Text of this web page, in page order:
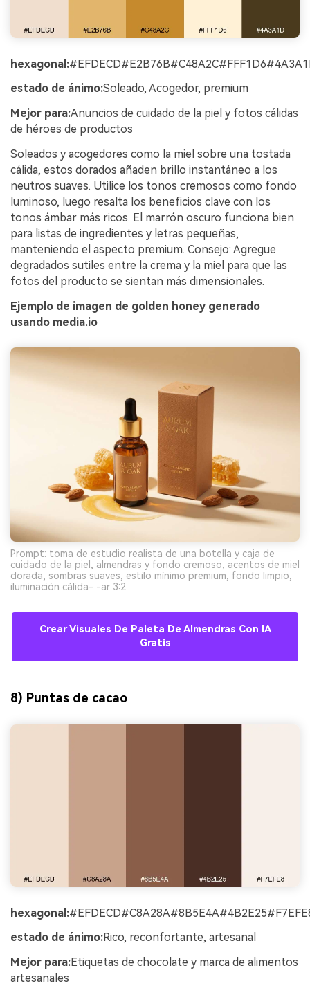
hexagonal:
estado de ánimo:Soleado, Acogedor, premium
Mejor para:Anuncios de cuidado de la piel y fotos cálidas
de héroes de productos
Soleados y acogedores como la miel sobre una tostada
cálida, estos dorados añaden brillo instantáneo a los
neutros suaves. Utilice los tonos cremosos como fondo
luminoso, luego resalta los beneficios clave con los
tonos ámbar más ricos. El marrón oscuro funciona bien
para listas de ingredientes y letras pequeñas,
manteniendo el aspecto premium. Consejo: Agregue
degradados sutiles entre la crema y la miel para que las
fotos del producto se sientan más dimensionales.
Ejemplo de imagen de golden honey generado
usando media.io
Prompt: toma de estudio realista de una botella y caja de
cuidado de la piel, almendras y fondo cremoso, acentos de miel
dorada, sombras suaves, estilo mínimo premium, fondo limpio,
iluminación cálida- -ar 3:2
Crear Visuales De Paleta De Almendras Con IA
Gratis
8) Puntas de cacao
hexagonal:
estado de ánimo:Rico, reconfortante, artesanal
Mejor para:Etiquetas de chocolate y marca de alimentos
artesanales